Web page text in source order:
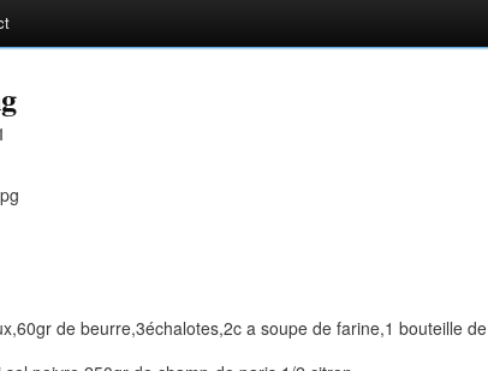
de beurre,3échalotes,2c a soupe de farine,1 bouteille de